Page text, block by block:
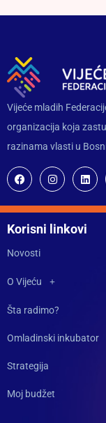
Vijeće mladih
organizacija koja
razinama vlasti u
Korisni linkovi
Novosti
O Vijeću
Šta radimo?
Omladinski inkubator
Strategija
Moj budžet